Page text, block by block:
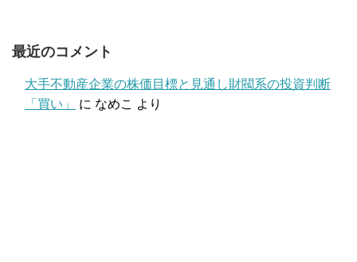
最近のコメント
大手不動産企業の株価目標と見通し財閥系の投資判断
「買い」
に なめこ より